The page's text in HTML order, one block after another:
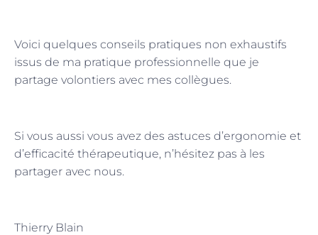
Voici quelques conseils pratiques non exhaustifs
issus de ma pratique professionnelle que je
partage volontiers avec mes collègues.
Si vous aussi vous avez des astuces d’ergonomie et
d’efficacité thérapeutique, n’hésitez pas à les
partager avec nous.
Thierry Blain